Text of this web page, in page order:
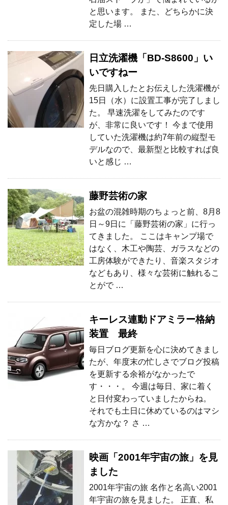
と思います。 また、どちらかに決
定した場 …
日立洗濯機「BD-S8600」い
いですねー
先日購入したとお伝えした洗濯機が
15日（水）に設置工事が完了しまし
た。 早速洗濯をしてみたのです
が、非常に良いです！ 今まで使用
していた洗濯機は約7年前の縦型モ
デルなので、最新型と比較すれば良
いと感じ …
藤野芸術の家
お盆の混雑時期のちょっと前、8月8
日～9日に「藤野芸術の家」に行っ
てきました。 ここはキャンプ場で
はなく、木工や陶芸、ガラスなどの
工房体験ができたり、音楽スタジオ
などもあり、様々な芸術に触れるこ
とがで …
キーレス連動ドアミラー格納
装置 最終
毎日ブログ更新を心に決めてきまし
たが、年度末の忙しさでブログ投稿
を更新する余裕がなかったで
す・・・。 今週は毎日、家に着く
と日付変わっていましたからね。
それでも土日に休めているのはマシ
な方かな？ さ …
映画「2001年宇宙の旅」を見
ました
2001年宇宙の旅 名作と名高い2001
年宇宙の旅を見ました。 正直、私